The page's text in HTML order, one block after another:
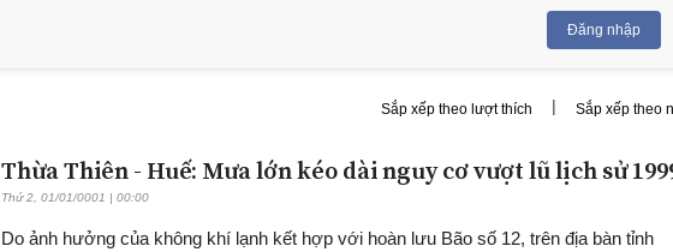
Đăng nhập
Sắp xếp theo lượt thích | Sắp xếp theo
Thừa Thiên - Huế: Mưa lớn kéo dài nguy cơ vượt lũ lịch sử
Thứ 2, 01/01/0001 | 00:00
Do ảnh hưởng của không khí lạnh kết hợp với hoàn lưu Bão số 12, trên địa bàn tỉnh